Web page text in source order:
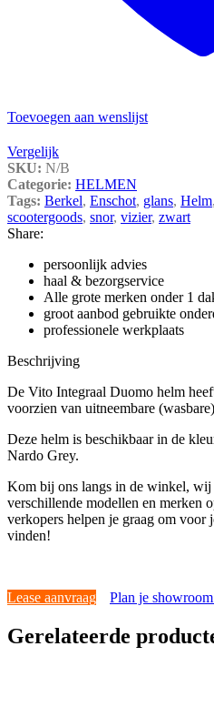
Toevoegen aan wenslijst
Vergelijk
SKU: N/B
Categorie: HELMEN
Tags: Berkel, Enschot, glans, Helm,
scootergoods, snor, vizier, zwart
Share:
persoonlijk advies
haal & bezorgservice
Alle grote merken onder 1
groot aanbod gebruikte
professionele werkplaats
Beschrijving
De Vito Integraal Duomo helm
voorzien van uitneembare
Deze helm is beschikbaar in de
Nardo Grey.
Kom bij ons langs in de winkel, wij
verschillende modellen en merken
verkopers helpen je graag om voor
vinden!
Lease aanvraag Plan je
Gerelateerde